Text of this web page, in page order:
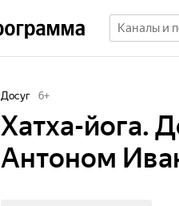
Досуг 6+
Хатха-йога.
Антоном